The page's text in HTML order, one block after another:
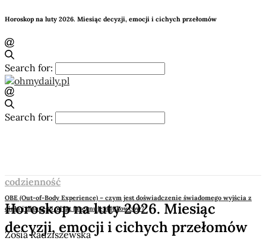
Horoskop na luty 2026. Miesiąc decyzji, emocji i cichych przełomów
Search for:
Search for:
OBE (Out-of-Body Experience) – czym jest doświadczenie świadomego wyjścia z
ciała i dlaczego od lat fascynuje naukowców?
Zosia Radziszewska
codzienność
Horoskop na luty 2026. Miesiąc
decyzji, emocji i cichych przełomów